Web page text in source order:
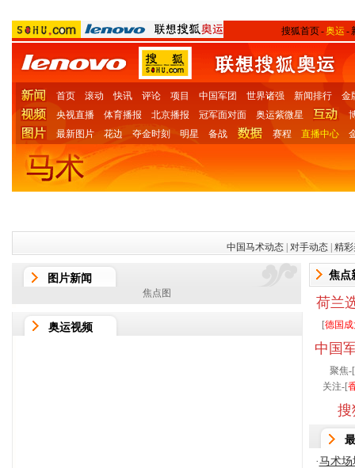
搜狐首页-奥运 -
首页 滚动 快讯 评论 项目 中国军团 世界诸强 新闻排行
金
央视直播
体育播报 北京播报 冠军面对面 奥运紫微星
最新图片
花边 夺金时刻 明星 备战 赛程 直播中心
中国马术动态 对手动态 精
图片新闻
焦点图
奥运视频
焦点
荷兰
[德国
中国
聚焦-[
关注-[
搜
·马术场